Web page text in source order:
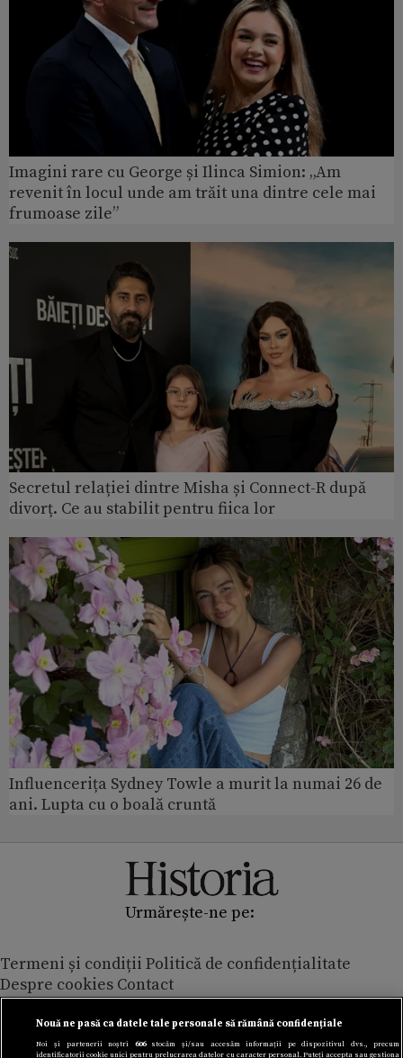
Imagini rare cu George și Ilinca Simion: „Am
revenit în locul unde am trăit una dintre cele mai
frumoase zile”
Secretul relației dintre Misha și Connect-R după
divorț. Ce au stabilit pentru fiica lor
Influencerița Sydney Towle a murit la numai 26 de
ani. Lupta cu o boală cruntă
Urmărește-ne pe:
Termeni și condiții Politică de confidențialitate
Despre cookies Contact
Modifică preferințe pentru confidențialitate
© Toate drepturile rezervate Adevarul Holding 2026
Nouă ne pasă ca datele tale personale să rămână confidențiale
Noi și partenerii noștri 606stocăm și/sau accesăm informații pe dispozitivul dvs., precum
identificatorii cookie unici pentru prelucrarea datelor cu caracter personal. Puteți accepta sau gestiona